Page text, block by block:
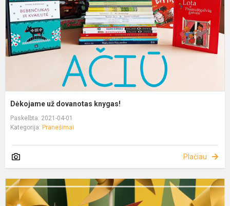
Dėkojame už dovanotas knygas!
Paskelbta: 2021-04-01
Kategorija: Pranešimai
Plačiau